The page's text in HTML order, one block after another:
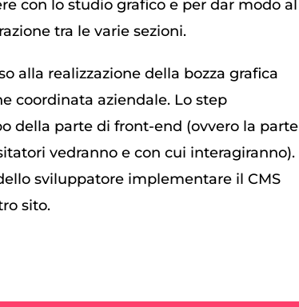
con lo studio grafico e per dar modo al
tra le varie sezioni.
alla realizzazione della bozza grafica
coordinata aziendale. Lo step
della parte di front-end (ovvero la parte
vedranno e con cui interagiranno).
sviluppatore implementare il CMS
sito.